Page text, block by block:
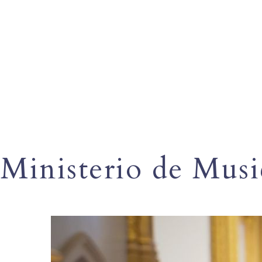
Ministerio de